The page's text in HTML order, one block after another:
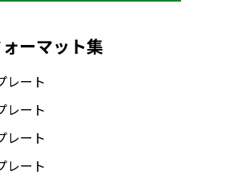
ーマット集
レート
レート
レート
レート